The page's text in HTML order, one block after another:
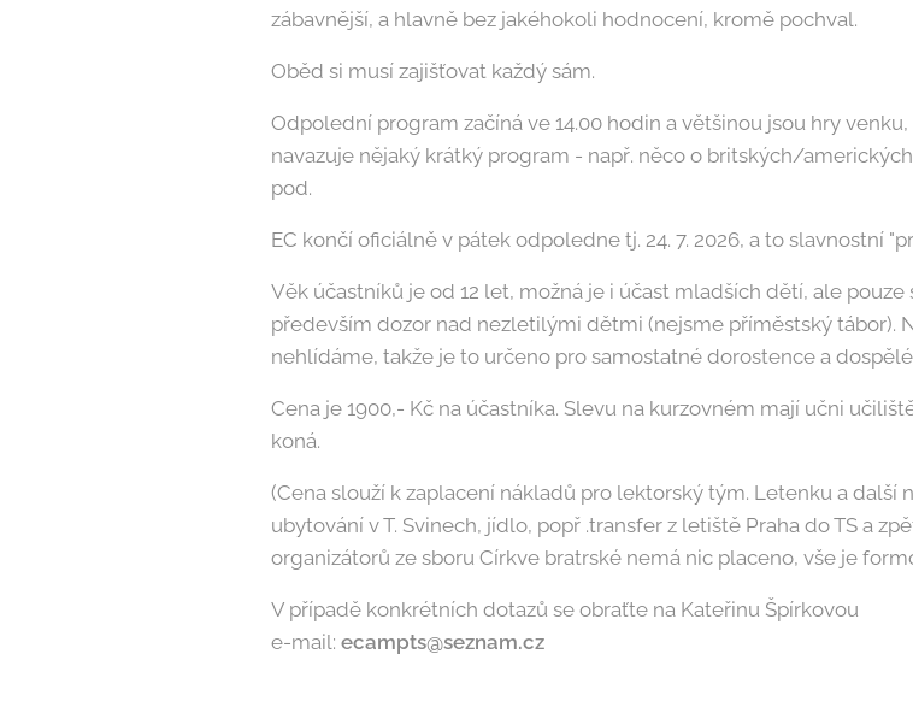
zábavnější, a hlavně bez jakéhokoli hodnocení, kromě pochval.
Oběd si musí zajišťovat každý sám.
Odpolední program začíná ve 14.00 hodin a většinou jsou hry
navazuje nějaký krátký program - např. něco o britských/
pod.
EC končí oficiálně v pátek odpoledne tj. 24. 7. 2026, a to slavnostní
Věk účastníků je od 12 let, možná je i účast mladších dětí, ale
především dozor nad nezletilými dětmi (nejsme příměstský tábor).
nehlídáme, takže je to určeno pro samostatné dorostence a dospělé
Cena je 1900,- Kč na účastníka. Slevu na kurzovném mají učni
koná.
(Cena slouží k zaplacení nákladů pro lektorský tým. Letenku a další
ubytování v T. Svinech, jídlo, popř .transfer z letiště Praha do TS a
organizátorů ze sboru Církve bratrské nemá nic placeno, vše je
V případě konkrétních dotazů se obraťte na Kateřinu Špírkovou
e-mail: ecampts@seznam.cz